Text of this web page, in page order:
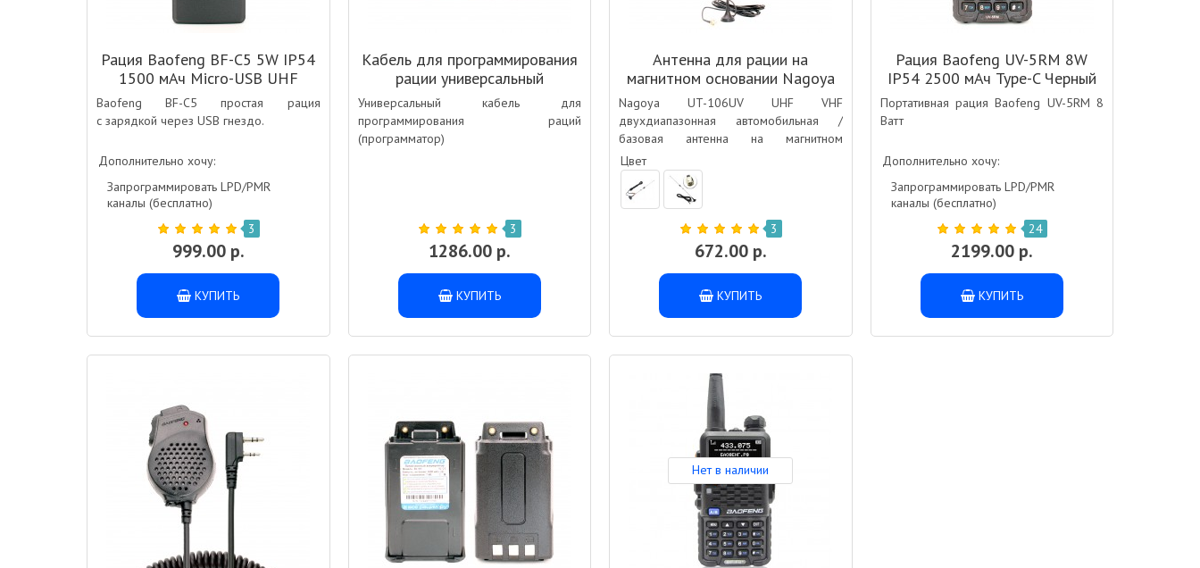
Рация Baofeng BF-C5 5W IP54
1500 мАч Micro-USB UHF
Черный
Baofeng BF-C5 простая рация
с зарядкой через USB гнездо.
Дополнительно хочу:
Запрограммировать LPD/PMR
каналы (бесплатно)
3
999.00 р.
КУПИТЬ
Кабель для программирования
рации универсальный
Универсальный кабель для
программирования раций
(программатор)
3
1286.00 р.
КУПИТЬ
Антенна для рации на
магнитном основании Nagoya
UT-106UV SMA-Female UHF
VHF
Nagoya UT-106UV UHF VHF
двухдиапазонная автомобильная /
базовая антенна на магнитном
основании для раций BAOFENG,
KENWOOD, VECTOR и т.п.
Цвет
3
672.00 р.
КУПИТЬ
Рация Baofeng UV-5RM 8W
IP54 2500 мАч Type-C Черный
Портативная рация Baofeng UV-5RM 8
Ватт
Дополнительно хочу:
Запрограммировать LPD/PMR
каналы (бесплатно)
24
2199.00 р.
КУПИТЬ
Нет в наличии